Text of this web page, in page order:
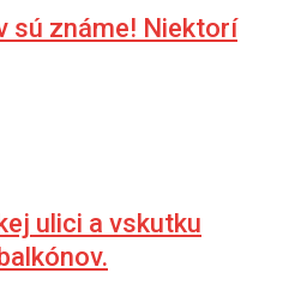
sú známe! Niektorí
ulici a vskutku